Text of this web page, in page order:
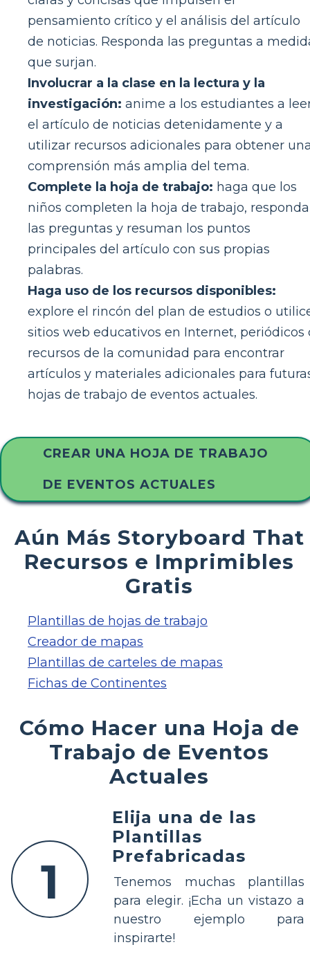
pensamiento crítico y el análisis del artículo
de noticias. Responda las preguntas a
que surjan.
Involucrar a la clase en la lectura y la
investigación: anime a los estudiantes a
el artículo de noticias detenidamente y a
utilizar recursos adicionales para obtener
comprensión más amplia del tema.
Complete la hoja de trabajo: haga que los
niños completen la hoja de trabajo,
las preguntas y resuman los puntos
principales del artículo con sus propias
palabras.
Haga uso de los recursos disponibles:
explore el rincón del plan de estudios o
sitios web educativos en Internet, periódicos
recursos de la comunidad para encontrar
artículos y materiales adicionales para
hojas de trabajo de eventos actuales.
CREAR UNA HOJA DE TRABAJO
DE EVENTOS ACTUALES
Aún Más Storyboard That
Recursos e Imprimibles
Gratis
Plantillas de hojas de trabajo
Creador de mapas
Plantillas de carteles de mapas
Fichas de Continentes
Cómo Hacer una Hoja de
Trabajo de Eventos
Actuales
1
Elija una de las
Plantillas
Prefabricadas
Tenemos muchas plantillas
para elegir. ¡Echa un vistazo a
nuestro ejemplo para
inspirarte!